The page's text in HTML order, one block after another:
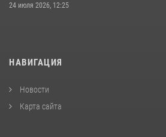
24 июля 2026, 12:25
НАВИГАЦИЯ
Новости
Карта сайта